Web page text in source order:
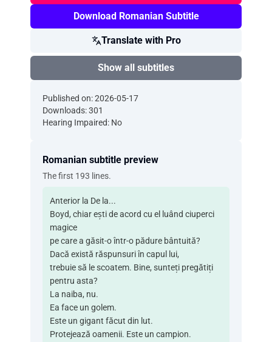
Download Romanian Subtitle
Translate with Pro
Show all subtitles
Published on: 2026-05-17
Downloads: 301
Hearing Impaired: No
Romanian subtitle preview
The first 193 lines.
Anterior la De la...
Boyd, chiar ești de acord cu el luând ciuperci
magice
pe care a găsit-o într-o pădure bântuită?
Dacă există răspunsuri în capul lui,
trebuie să le scoatem. Bine, sunteți pregătiți
pentru asta?
La naiba, nu.
Ea face un golem.
Este un gigant făcut din lut.
Protejează oamenii. Este un campion.